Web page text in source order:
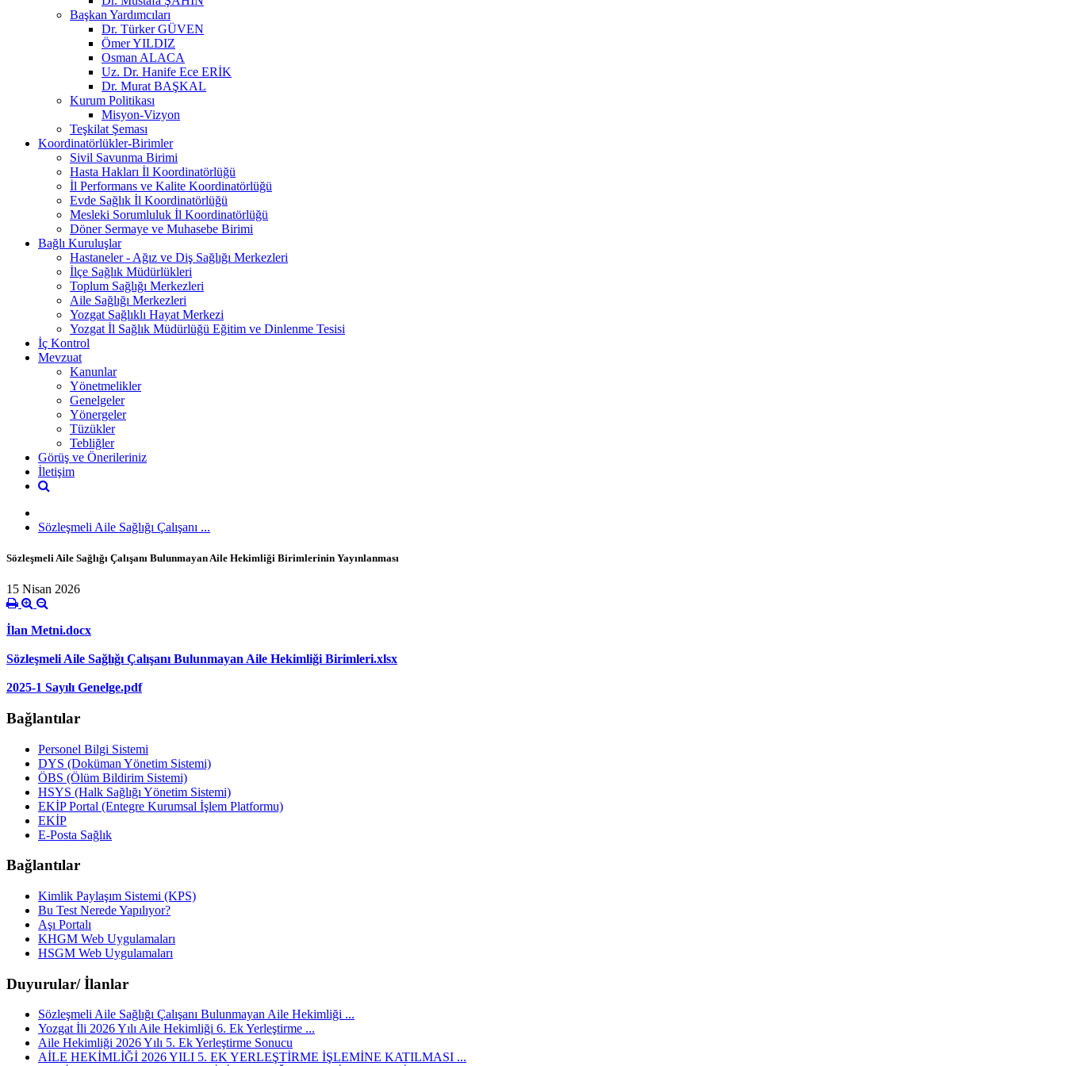
Başkan Yardımcıları
Dr. Türker GÜVEN
Ömer YILDIZ
Osman ALACA
Uz. Dr. Hanife Ece ERİK
Dr. Murat BAŞKAL
Kurum Politikası
Misyon-Vizyon
Teşkilat Şeması
Koordinatörlükler-Birimler
Sivil Savunma Birimi
Hasta Hakları İl Koordinatörlüğü
İl Performans ve Kalite Koordinatörlüğü
Evde Sağlık İl Koordinatörlüğü
Mesleki Sorumluluk İl Koordinatörlüğü
Döner Sermaye ve Muhasebe Birimi
Bağlı Kuruluşlar
Hastaneler - Ağız ve Diş Sağlığı Merkezleri
İlçe Sağlık Müdürlükleri
Toplum Sağlığı Merkezleri
Aile Sağlığı Merkezleri
Yozgat Sağlıklı Hayat Merkezi
Yozgat İl Sağlık Müdürlüğü Eğitim ve Dinlenme Tesisi
İç Kontrol
Mevzuat
Kanunlar
Yönetmelikler
Genelgeler
Yönergeler
Tüzükler
Tebliğler
Görüş ve Önerileriniz
İletişim
Sözleşmeli Aile Sağlığı Çalışanı ...
Sözleşmeli Aile Sağlığı Çalışanı Bulunmayan Aile Hekimliği Birimlerinin Yayınlanması
15 Nisan 2026
İlan Metni.docx
Sözleşmeli Aile Sağlığı Çalışanı Bulunmayan Aile Hekimliği Birimleri.xlsx
2025-1 Sayılı Genelge.pdf
Bağlantılar
Personel Bilgi Sistemi
DYS (Doküman Yönetim Sistemi)
ÖBS (Ölüm Bildirim Sistemi)
HSYS (Halk Sağlığı Yönetim Sistemi)
EKİP Portal (Entegre Kurumsal İşlem Platformu)
EKİP
E-Posta Sağlık
Bağlantılar
Kimlik Paylaşım Sistemi (KPS)
Bu Test Nerede Yapılıyor?
Aşı Portalı
KHGM Web Uygulamaları
HSGM Web Uygulamaları
Duyurular/ İlanlar
Sözleşmeli Aile Sağlığı Çalışanı Bulunmayan Aile Hekimliği ...
Yozgat İli 2026 Yılı Aile Hekimliği 6. Ek Yerleştirme ...
Aile Hekimliği 2026 Yılı 5. Ek Yerleştirme Sonucu
AİLE HEKİMLİĞİ 2026 YILI 5. EK YERLEŞTİRME İŞLEMİNE KATILMASI ...